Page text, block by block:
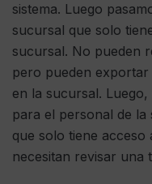
sistema. Luego
sucursal que solo
sucursal. No pueden
pero pueden
en la sucursal.
para el personal de
que solo tiene acceso
necesitan revisar una